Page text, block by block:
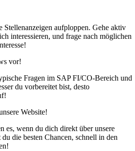
Stellenanzeigen aufploppen. Gehe aktiv
interessieren, und frage nach möglichen
vor!
Fragen im SAP FI/CO-Bereich und
du vorbereitet bist, desto
Website!
es, wenn du dich direkt über unsere
die besten Chancen, schnell in den